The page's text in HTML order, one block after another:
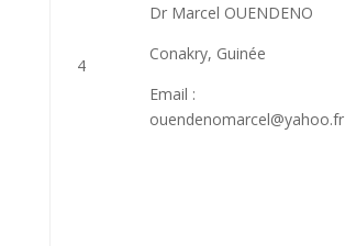
4
Dr Marcel OUENDENO
Conakry, Guinée
Email :
ouendenomarcel@yahoo.fr